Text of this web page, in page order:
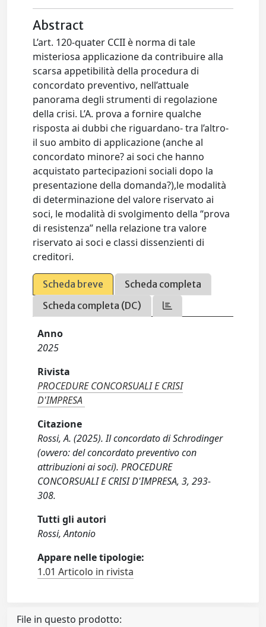
Abstract
L’art. 120-quater CCII è norma di tale
misteriosa applicazione da contribuire alla
scarsa appetibilità della procedura di
concordato preventivo, nell’attuale
panorama degli strumenti di regolazione
della crisi. L’A. prova a fornire qualche
risposta ai dubbi che riguardano- tra l’altro-
il suo ambito di applicazione (anche al
concordato minore? ai soci che hanno
acquistato partecipazioni sociali dopo la
presentazione della domanda?),le modalità
di determinazione del valore riservato ai
soci, le modalità di svolgimento della “prova
di resistenza” nella relazione tra valore
riservato ai soci e classi dissenzienti di
creditori.
Scheda breve
Scheda completa
Scheda completa (DC)
Anno
2025
Rivista
PROCEDURE CONCORSUALI E CRISI
D'IMPRESA
Citazione
Rossi, A. (2025). Il concordato di Schrodinger
(ovvero: del concordato preventivo con
attribuzioni ai soci). PROCEDURE
CONCORSUALI E CRISI D'IMPRESA, 3, 293-
308.
Tutti gli autori
Rossi, Antonio
Appare nelle tipologie:
1.01 Articolo in rivista
File in questo prodotto: